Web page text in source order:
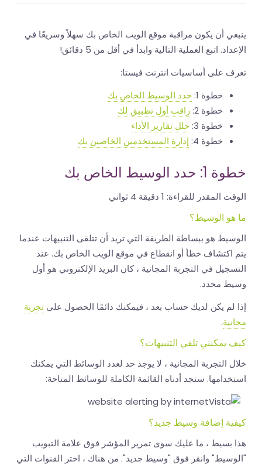
ينبغي أن يكون مراقبة موقع الويب الخاص بك سهلاً وسريعًا في
الإعداد. اتبع العملية التالية وابدأ في أقل من 5 دقائق!
تعرف على أساسيات انترنت فيستا:
خطوة 1:
حدد الوسيط الخاص بك
خطوة 2:
راقب أول تطبيق لك
خطوة 3:
حلل تقارير الأداء
خطوة 4:
إدارة المستخدمين الخاصين بك
خطوة 1: حدد الوسيط الخاص بك
الوقت المقدر للقراءة:
ما هو الوسيط؟
الوسيط هو ببساطة الطريقة التي تريد أن تتلقى التنبيهات عندما
يتم اكتشاف خطأ أو انقطاع في موقع الويب الخاص بك. عند
التسجيل في التجربة المجانية ، كان البريد الإلكتروني هو أول
وسيط محدد.
إذا لم يكن لديك حساب بعد ، فيمكنك دائمًا الحصول على تجربة
مجانية.
كيف يمكنني تلقي التنبيهات؟
خلال التجربة المجانية ، لا يوجد حد لعدد الوسائط التي يمكنك
استخدامها. ستجد أدناه القائمة الكاملة للوسائط المتاحة:
كيفية إضافة وسيط جديد؟
هذا بسيط ، ما عليك سوى تمرير المؤشر فوق علامة التبويب
"الوسيط" وانقر فوق "وسيط جديد". من هناك ، اختر القنوات التي